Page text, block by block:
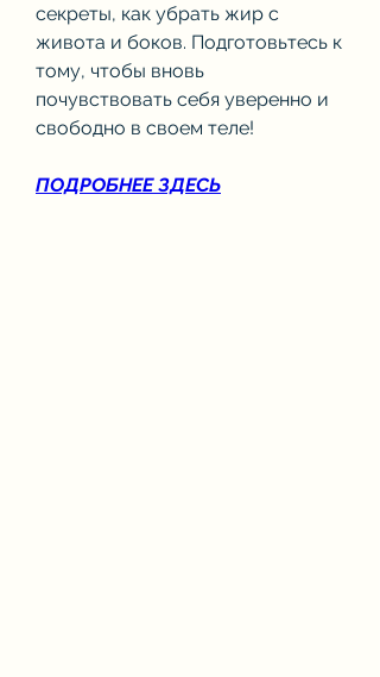
секреты, как убрать жир с
живота и боков. Подготовьтесь к
тому, чтобы вновь
почувствовать себя уверенно и
свободно в своем теле!
ПОДРОБНЕЕ ЗДЕСЬ